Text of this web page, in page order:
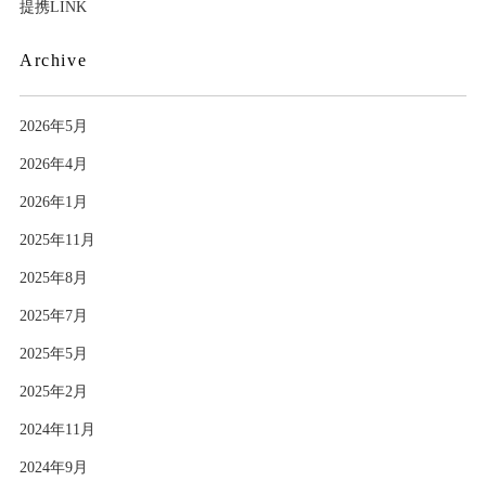
提携LINK
Archive
2026年5月
2026年4月
2026年1月
2025年11月
2025年8月
2025年7月
2025年5月
2025年2月
2024年11月
2024年9月